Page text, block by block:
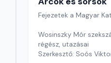
Fejezetek a Magyar
Wosinszky Mór
régész, utazásai
Szerkesztő: Soós